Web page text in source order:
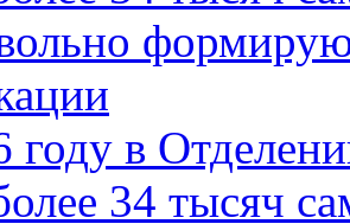
году в
34 тысяч